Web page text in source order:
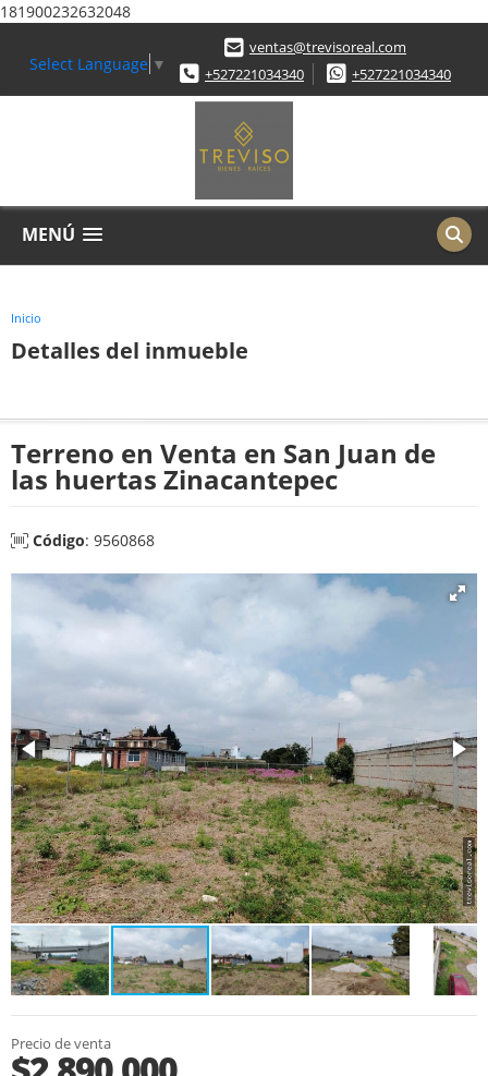
181900232632048
Select Language ▼
ventas@trevisoreal.com
+527221034340
+527221034340
MENÚ
Inicio
Detalles del inmueble
Terreno en Venta en San Juan de
las huertas Zinacantepec
Código: 9560868
Precio de venta